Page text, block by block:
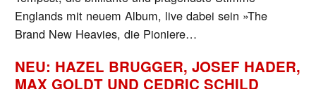
Englands mit neuem Album, live dabei sein »The
Brand New Heavies, die Pioniere…
NEU: HAZEL BRUGGER, JOSEF HADER,
MAX GOLDT UND CEDRIC SCHILD